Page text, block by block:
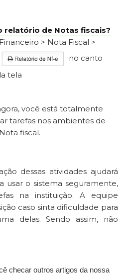
relatório de Notas fiscais?
> Nota Fiscal >
no canto
tela
você está totalmente
tarefas nos ambientes de
fiscal.
dessas atividades ajudará
usar o sistema seguramente,
na instituição. A equipe
caso sinta dificuldade para
delas. Sendo assim, não
checar outros artigos da nossa